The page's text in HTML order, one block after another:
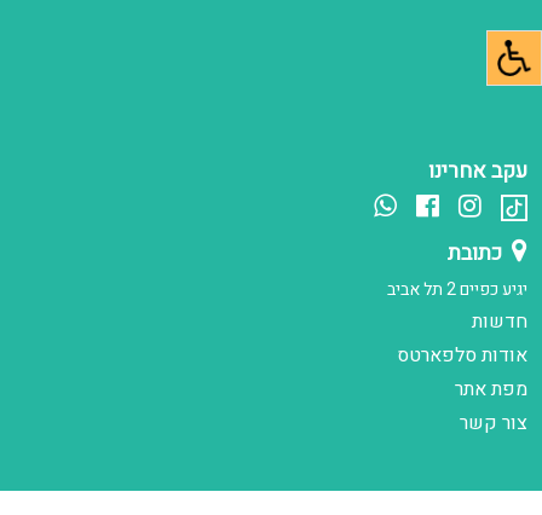
עקב אחרינו
כתובת
יגיע כפיים 2 תל אביב
חדשות
אודות סלפארטס
מפת אתר
צור קשר